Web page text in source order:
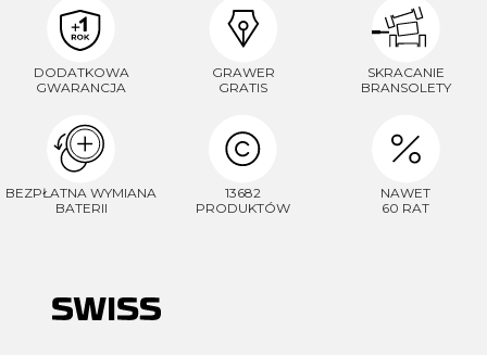
DODATKOWA
GWARANCJA
GRAWER
GRATIS
SKRACANIE
BRANSOLETY
BEZPŁATNA WYMIANA
BATERII
13682
PRODUKTÓW
NAWET
60 RAT